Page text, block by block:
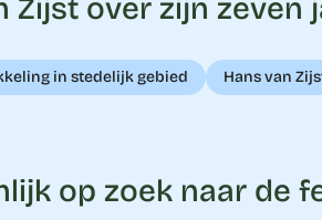
Zijst over zijn
in stedelijk gebied Hans van
op zoek naar de